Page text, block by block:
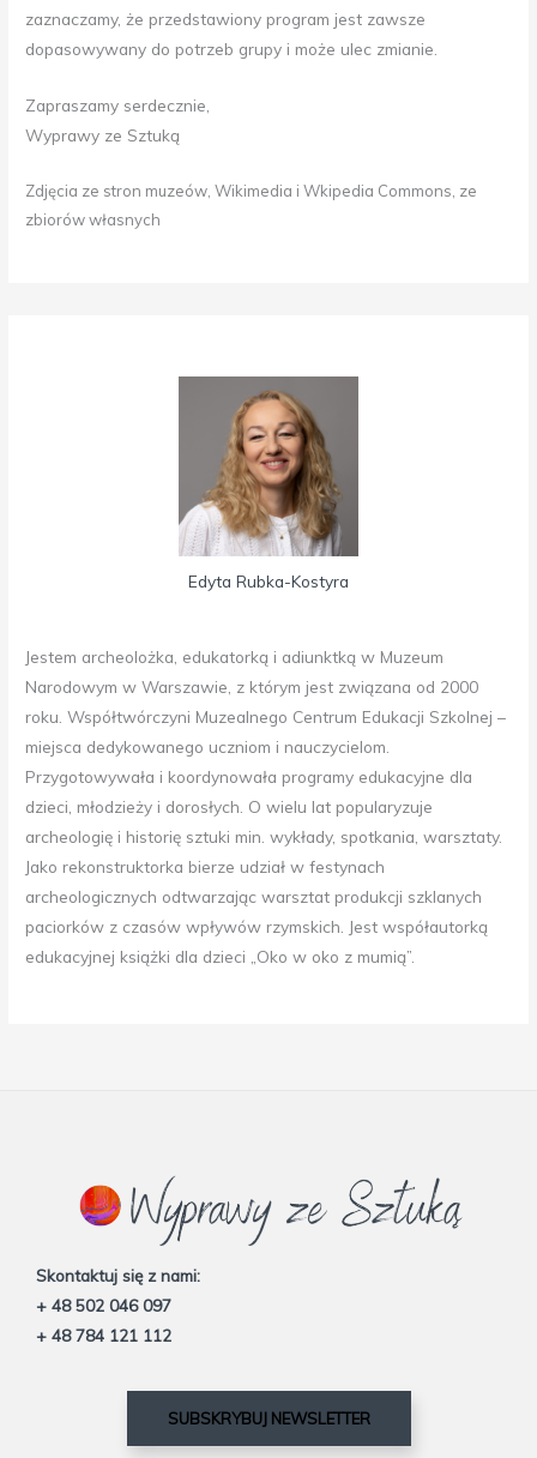
zaznaczamy, że przedstawiony program jest zawsze
dopasowywany do potrzeb grupy i może ulec zmianie.
Zapraszamy serdecznie,
Wyprawy ze Sztuką
Zdjęcia ze stron muzeów, Wikimedia i Wkipedia Commons, ze
zbiorów własnych
Edyta Rubka-Kostyra
Jestem archeolożka, edukatorką i adiunktką w Muzeum
Narodowym w Warszawie, z którym jest związana od 2000
roku. Współtwórczyni Muzealnego Centrum Edukacji Szkolnej –
miejsca dedykowanego uczniom i nauczycielom.
Przygotowywała i koordynowała programy edukacyjne dla
dzieci, młodzieży i dorosłych. O wielu lat popularyzuje
archeologię i historię sztuki min. wykłady, spotkania, warsztaty.
Jako rekonstruktorka bierze udział w festynach
archeologicznych odtwarzając warsztat produkcji szklanych
paciorków z czasów wpływów rzymskich. Jest współautorką
edukacyjnej książki dla dzieci „Oko w oko z mumią”.
Skontaktuj się z nami:
+ 48 502 046 097
+ 48 784 121 112
SUBSKRYBUJ NEWSLETTER